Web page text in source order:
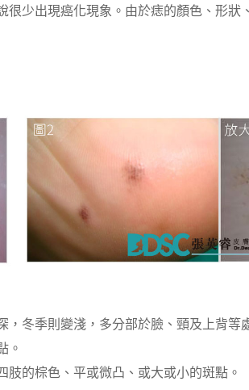
少出現癌化現象。由於痣的顏色、形
，冬季則變淺，多分部於臉、頸及上背等
。
的棕色、平或微凸、或大或小的斑點。